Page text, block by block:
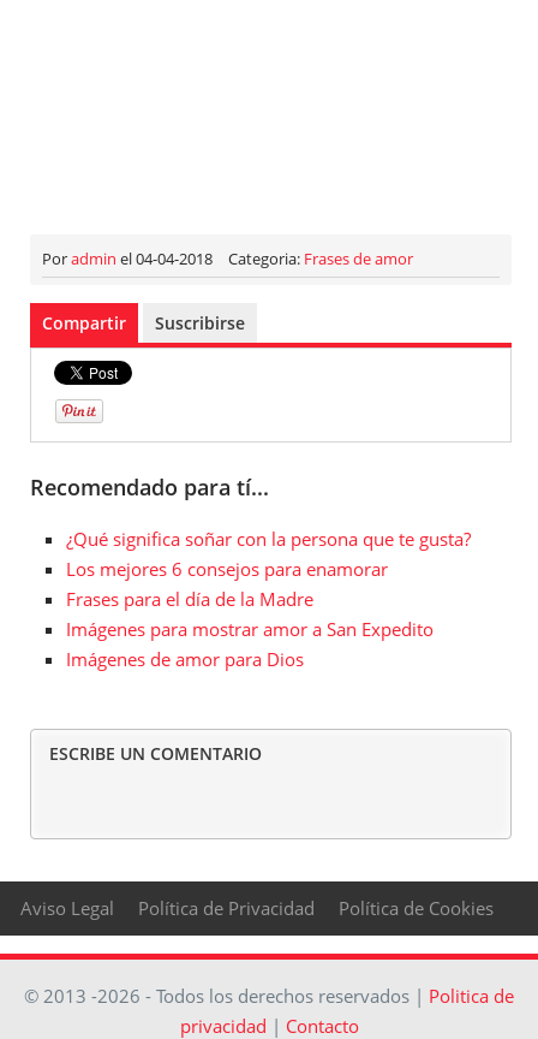
Poradmin el 04-04-2018 Categoria: Frases de amor
Compartir Suscribirse
Recomendado para tí...
¿Qué significa soñar con la persona que te gusta?
Los mejores 6 consejos para enamorar
Frases para el día de la Madre
Imágenes para mostrar amor a San Expedito
Imágenes de amor para Dios
ESCRIBE UN COMENTARIO
Aviso Legal Política de Privacidad Política de Cookies
© 2013 -2026 - Todos los derechos reservados | Politica de
privacidad | Contacto